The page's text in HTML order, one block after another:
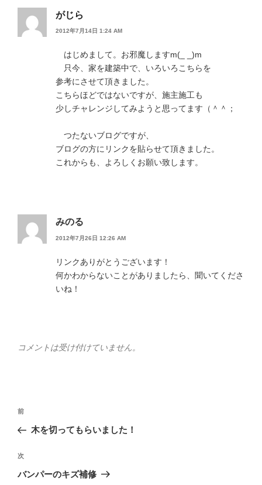
がじら
2012年7月14日 1:24 AM
はじめまして。お邪魔しますm(_ _)m
只今、家を建築中で、いろいろこちらを
参考にさせて頂きました。
こちらほどではないですが、施主施工も
少しチャレンジしてみようと思ってます（＾＾；
つたないブログですが、
ブログの方にリンクを貼らせて頂きました。
これからも、よろしくお願い致します。
みのる
2012年7月26日 12:26 AM
リンクありがとうございます！
何かわからないことがありましたら、聞いてくださ
いね！
コメントは受け付けていません。
投
ナ
ビ
ゲ
前
の
稿
前
木を切ってもらいました！
次
の
次
バンパーのキズ補修